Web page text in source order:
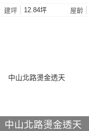
建坪 12.84坪 屋齡
中山北路燙金透天